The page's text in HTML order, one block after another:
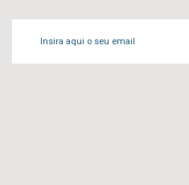
Insira aqui o seu email